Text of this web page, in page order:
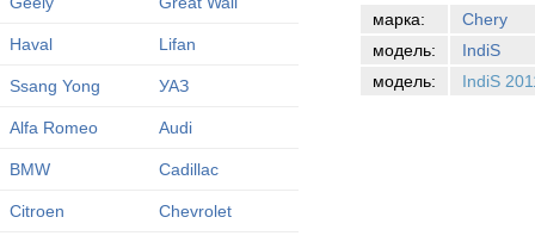
Haval Lifan
Ssang Yong УАЗ
Alfa Romeo Audi
BMW Cadillac
Citroen Chevrolet
марка:
Chery
модель:
IndiS
модель:
IndiS